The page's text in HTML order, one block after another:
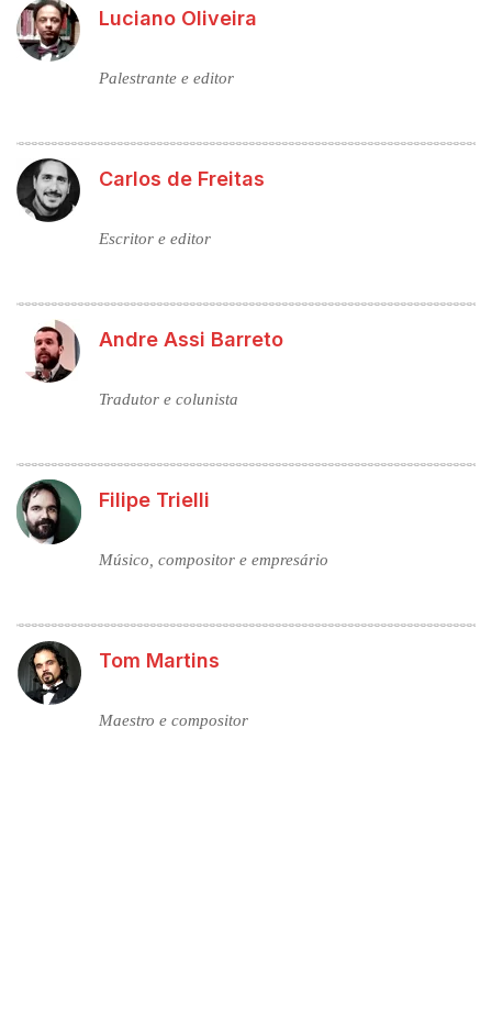
Luciano Oliveira
Palestrante e editor
Carlos de Freitas
Escritor e editor
Andre Assi Barreto
Tradutor e colunista
Filipe Trielli
Músico, compositor e empresário
Tom Martins
Maestro e compositor